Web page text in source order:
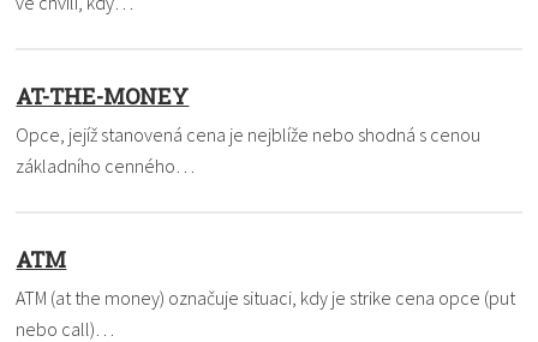
AT-THE-MONEY
Opce, jejíž stanovená cena je nejblíže nebo shodná s cenou
základního cenného…
ATM
ATM (at the money) označuje situaci, kdy je strike cena opce (put
nebo call)…